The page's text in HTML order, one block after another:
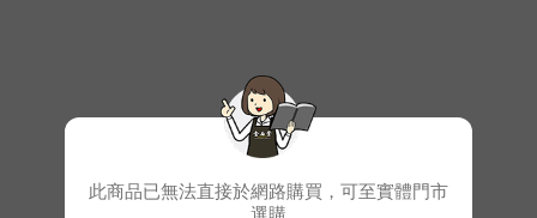
此商品已無法直接於網路購買，可至實體門市
選購